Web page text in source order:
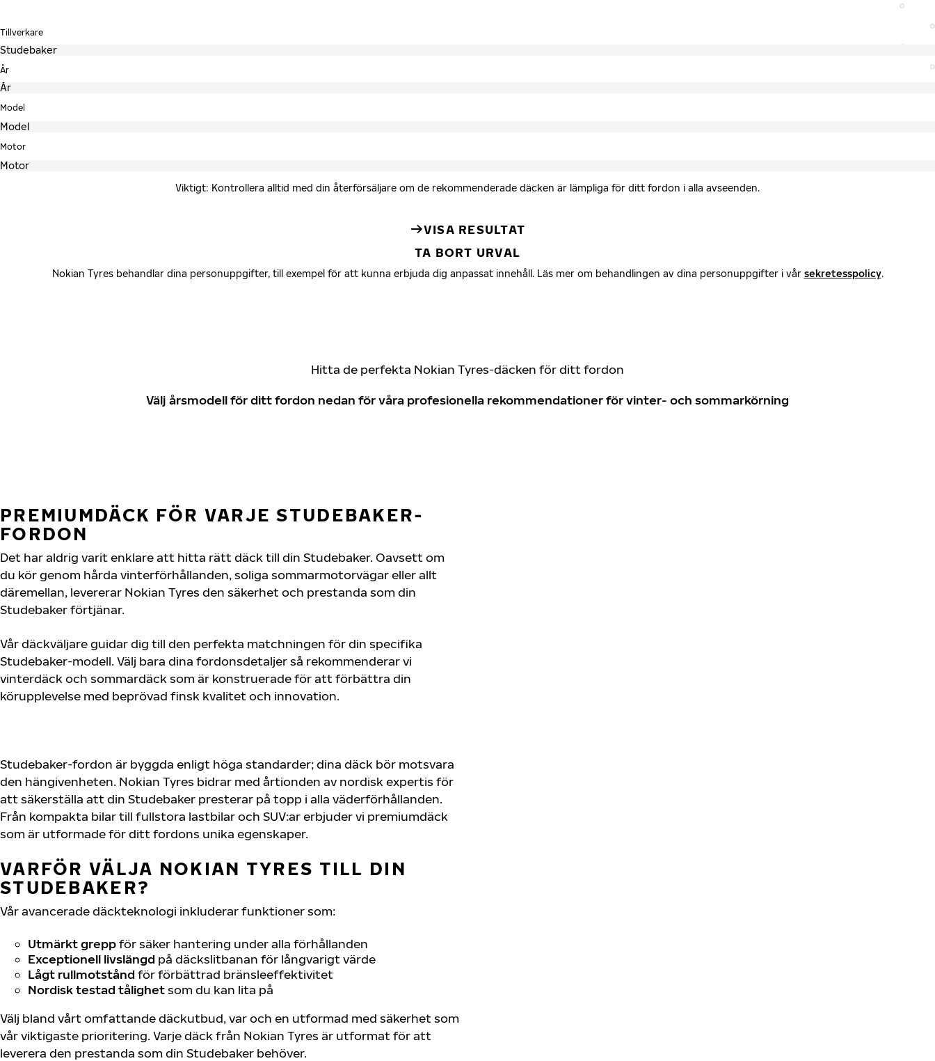
Tillverkare
År
Model
Motor
Viktigt: Kontrollera alltid med din återförsäljare om de rekommenderade däcken är lämpliga för ditt fordon i alla avseenden.
VISA RESULTAT
TA BORT URVAL
Nokian Tyres behandlar dina personuppgifter, till exempel för att kunna erbjuda dig anpassat innehåll. Läs mer om behandlingen av dina personuppgifter i vår sekretesspolicy.
Hitta de perfekta Nokian Tyres-däcken för ditt fordon
Välj årsmodell för ditt fordon nedan för våra profesionella rekommendationer för vinter- och sommarkörning
PREMIUMDÄCK FÖR VARJE STUDEBAKER-
FORDON
Det har aldrig varit enklare att hitta rätt däck till din Studebaker. Oavsett om
du kör genom hårda vinterförhållanden, soliga sommarmotorvägar eller allt
däremellan, levererar Nokian Tyres den säkerhet och prestanda som din
Studebaker förtjänar.
Vår däckväljare guidar dig till den perfekta matchningen för din specifika
Studebaker-modell. Välj bara dina fordonsdetaljer så rekommenderar vi
vinterdäck och sommardäck som är konstruerade för att förbättra din
körupplevelse med beprövad finsk kvalitet och innovation.
Studebaker-fordon är byggda enligt höga standarder; dina däck bör motsvara
den hängivenheten. Nokian Tyres bidrar med årtionden av nordisk expertis för
att säkerställa att din Studebaker presterar på topp i alla väderförhållanden.
Från kompakta bilar till fullstora lastbilar och SUV:ar erbjuder vi premiumdäck
som är utformade för ditt fordons unika egenskaper.
VARFÖR VÄLJA NOKIAN TYRES TILL DIN
STUDEBAKER?
Vår avancerade däckteknologi inkluderar funktioner som:
Utmärkt greppför säker hantering under alla förhållanden
Exceptionell livslängd på däckslitbanan för långvarigt värde
Lågt rullmotstånd för förbättrad bränsleeffektivitet
Nordisk testad tålighetsom du kan lita på
Välj bland vårt omfattande däckutbud, var och en utformad med säkerhet som
vår viktigaste prioritering. Varje däck från Nokian Tyres är utformat för att
leverera den prestanda som din Studebaker behöver.